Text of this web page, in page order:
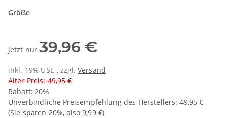
Größe
jetzt nur 39,96 €
inkl. 19% USt. , zzgl. Versand
Alter Preis: 49,95 €
Rabatt: 20%
Unverbindliche Preisempfehlung des Herstellers: 49,95 €
(Sie sparen 20%, also 9,99 €)